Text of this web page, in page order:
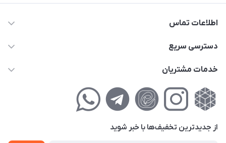
اطلاعات تماس
02177111474
کوچه گلریز 4 غربی ، پلاک 13
دسترسی سریع
حساب کاربری
لیست محصولات
خدمات مشتریان
راهنمای‌خرید‌آنلاین
حریم خصوصی
فروش‌اقساطی
از جدید‌ترین تخفیف‌ها با‌ خبر شوید